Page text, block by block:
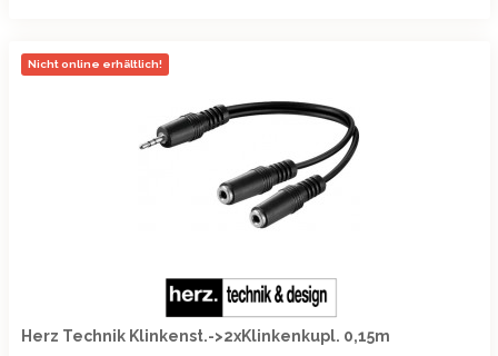
Nicht online erhältlich!
Herz Technik Klinkenst.->2xKlinkenkupl. 0,15m